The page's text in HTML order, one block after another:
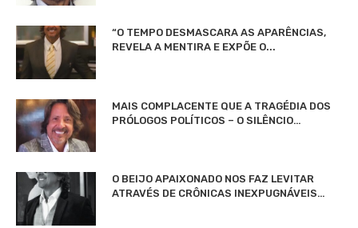
“O TEMPO DESMASCARA AS APARÊNCIAS,
REVELA A MENTIRA E EXPÕE O...
MAIS COMPLACENTE QUE A TRAGÉDIA DOS
PRÓLOGOS POLÍTICOS – O SILÊNCIO…
O BEIJO APAIXONADO NOS FAZ LEVITAR
ATRAVÉS DE CRÔNICAS INEXPUGNÁVEIS…